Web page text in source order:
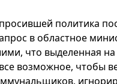
политика
в областное
что выделенная
возможное, чтобы